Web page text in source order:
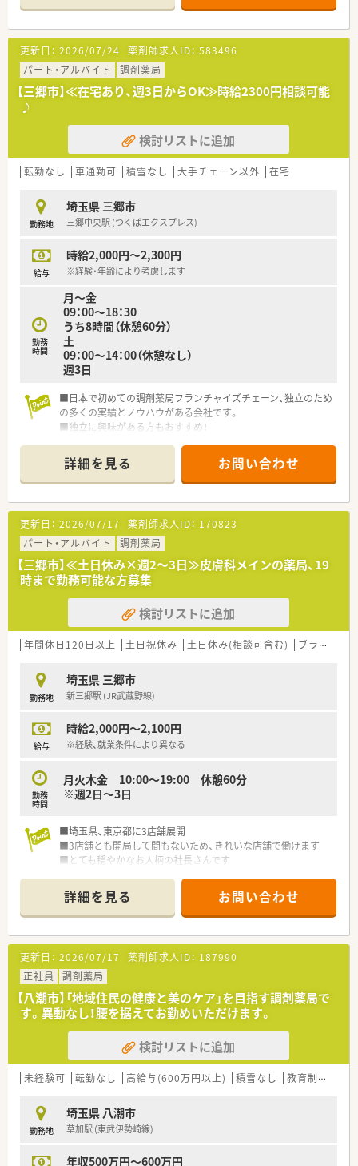
更新日： 2026/07/24 薬剤師求人ID： 583496
パート・アルバイト
調剤薬局
【三郷市】≪在宅あり、週3日からOK≫時給2300円相談可能
♪
検討リストに追加
転勤なし 車通勤可 積雪なし 大手チェーン以外 在宅
勤務地
埼玉県 三郷市
三郷中央駅 (つくばエクスプレス)
給与
時給2,000円～2,300円
※経験・年齢により考慮します
勤務
時間
月～金
09：00～18：30
うち8時間（休憩60分）
土
09：00～14：00（休憩なし）
週3日
■日本で初めての調剤薬局フランチャイズチェーン、独立のため
の多くの実績とノウハウがある会社です。
■独立に興味がある方もおすすめ！
詳細を見る お問い合わせ
更新日： 2026/07/17 薬剤師求人ID： 170823
パート・アルバイト
調剤薬局
【三郷市】≪土日休み×週2～3日≫皮膚科メインの薬局、19
時まで勤務可能な方募集
検討リストに追加
年間休日120日以上 土日祝休み 土日休み(相談可含む) ブランク可
勤務地
埼玉県 三郷市
新三郷駅 (JR武蔵野線)
給与
時給2,000円～2,100円
※経験、就業条件により異なる
勤務
時間
月火木金 10:00～19:00 休憩60分
※週2日～3日
■埼玉県、東京都に3店舗展開
■3店舗とも開局して間もないため、きれいな店舗で働けます
■とても穏やかなお人柄の社長さんです
詳細を見る お問い合わせ
更新日： 2026/07/17 薬剤師求人ID： 187990
正社員
調剤薬局
【八潮市】「地域住民の健康と美のケア」を目指す調剤薬局で
す。異動なし！腰を据えてお勤めいただけます。
検討リストに追加
未経験可 転勤なし 高給与(600万円以上) 積雪なし 教育制度あり
勤務地
埼玉県 八潮市
草加駅 (東武伊勢崎線)
年収500万円～600万円